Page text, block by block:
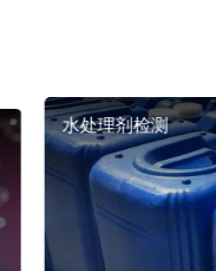
水处理剂检测